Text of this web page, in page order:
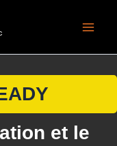
et le